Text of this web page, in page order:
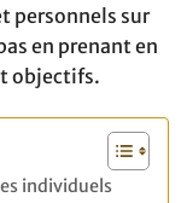
personnels sur
en prenant en
objectifs.
individuels